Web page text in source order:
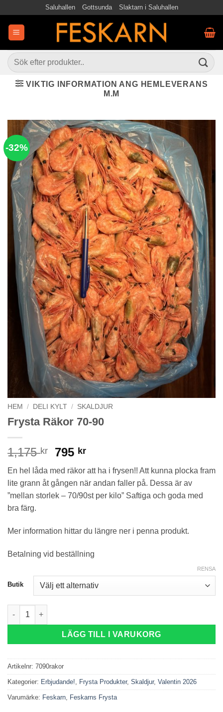
content
Saluhallen Gottsunda Slaktarn i Saluhallen
Sök
efter:
VIKTIG INFORMATION ANG HEMLEVERANS
M.M
-32%
HEM / DELI KYLT / SKALDJUR
Frysta Räkor 70-90
1,175kr
Det
priset
var:
1,175 kr.
795 krDet
priset
är:
795 kr.
En hel låda med räkor att ha i frysen!! Att kunna plocka fram
lite grann åt gången när andan faller på. Dessa är av
”mellan storlek – 70/90st per kilo” Saftiga och goda med
bra färg.
Mer information hittar du längre ner i penna produkt.
Betalning vid beställning
Butik
RENSA
Frysta Räkor 70-90 mängd
LÄGG TILL I VARUKORG
Artikelnr: 7090rakor
Kategorier: Erbjudande! Frysta Produkter, Skaldjur, Valentin 2026
Varumärke: Feskarn Feskarns Frysta